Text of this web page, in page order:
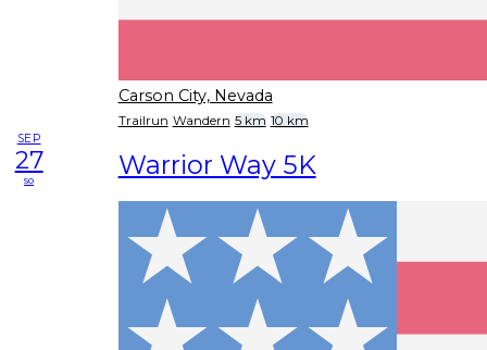
Carson City, Nevada
Trailrun Wandern 5 km 10 km
SEP
27
so Warrior Way 5K